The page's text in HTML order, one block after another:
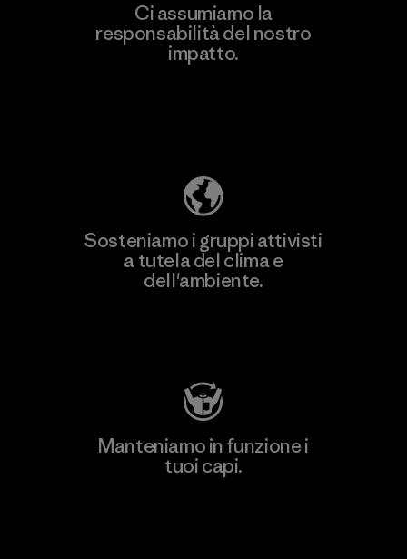
Scopri di più
Ci assumiamo la
responsabilità del nostro
impatto.
Sosteniamo i gruppi attivisti
a tutela del clima e
dell'ambiente.
Manteniamo in funzione i
tuoi capi.